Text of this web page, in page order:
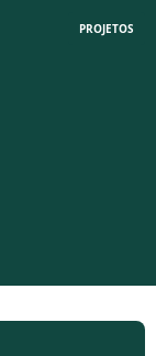
PROJETOS